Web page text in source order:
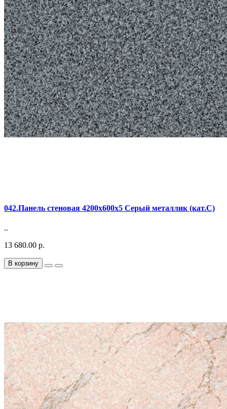
042.Панель стеновая 4200х600х5 Серый металлик (кат.C)
..
13 680.00 р.
В корзину